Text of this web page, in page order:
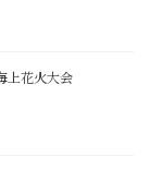
上花火大会